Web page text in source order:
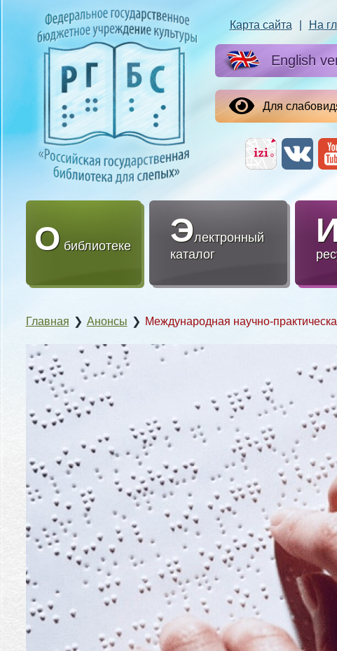
Карта сайта На
English
Для
О библиотеке Электронный
каталог
Главная ❯ Анонсы ❯ Международная научно-